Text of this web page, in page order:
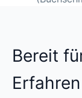
Bereit